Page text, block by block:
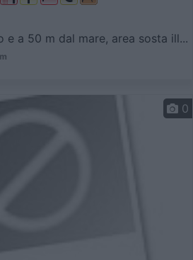
e a 50 m dal mare, area sosta ill...
0